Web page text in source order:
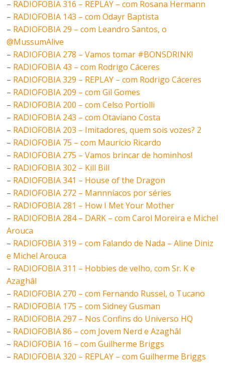
– RADIOFOBIA 316 – REPLAY – com Rosana Hermann
– RADIOFOBIA 143 – com Odayr Baptista
– RADIOFOBIA 29 – com Leandro Santos, o
@MussumAlive
– RADIOFOBIA 278 – Vamos tomar #BONSDRINK!
– RADIOFOBIA 43 – com Rodrigo Cáceres
– RADIOFOBIA 329 – REPLAY – com Rodrigo Cáceres
– RADIOFOBIA 209 – com Gil Gomes
– RADIOFOBIA 200 – com Celso Portiolli
– RADIOFOBIA 243 – com Otaviano Costa
– RADIOFOBIA 203 – Imitadores, quem sois vozes? 2
– RADIOFOBIA 75 – com Maurício Ricardo
– RADIOFOBIA 275 – Vamos brincar de hominhos!
– RADIOFOBIA 302 – Kill Bill
– RADIOFOBIA 341 – House of the Dragon
– RADIOFOBIA 272 – Mannníacos por séries
– RADIOFOBIA 281 – How I Met Your Mother
– RADIOFOBIA 284 – DARK – com Carol Moreira e Michel
Arouca
– RADIOFOBIA 319 – com Falando de Nada – Aline Diniz
e Michel Arouca
– RADIOFOBIA 311 – Hobbies de velho, com Sr. K e
Azaghâl
– RADIOFOBIA 270 – com Fernando Russel, o Tucano
– RADIOFOBIA 175 – com Sidney Gusman
– RADIOFOBIA 297 – Nos Confins do Universo HQ
– RADIOFOBIA 86 – com Jovem Nerd e Azaghâl
– RADIOFOBIA 16 – com Guilherme Briggs
– RADIOFOBIA 320 – REPLAY – com Guilherme Briggs